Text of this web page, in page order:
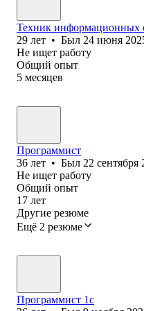
Техник информационных
29 лет • Был 24 июня
Не ищет работу
Общий опыт
5 месяцев
Программист
36 лет • Был 22 сентября
Не ищет работу
Общий опыт
17 лет
Другие резюме
Ещё 2 резюме
Программист 1с